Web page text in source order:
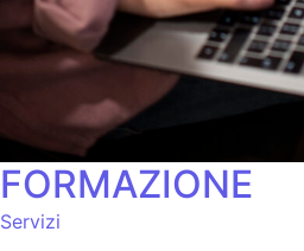
FORMAZIONE
Servizi